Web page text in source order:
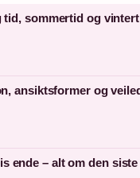
tid, sommertid og
ansiktsformer og
ende – alt om den